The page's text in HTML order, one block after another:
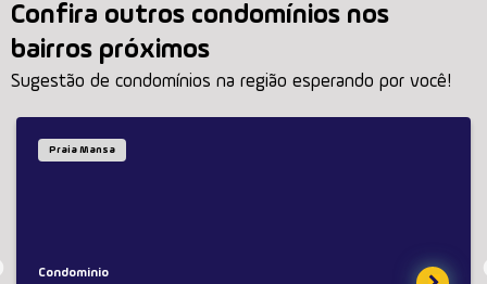
Confira outros condomínios nos
bairros próximos
Sugestão de condomínios na região esperando por você!
Praia Mansa
Condominio